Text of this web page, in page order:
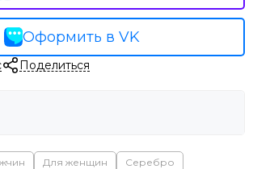
Оформить в VK
Поделиться
Для женщин
Серебро